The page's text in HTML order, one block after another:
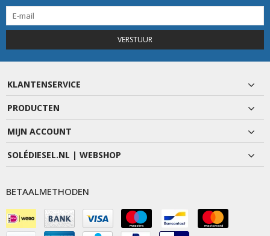
VERSTUUR
KLANTENSERVICE
PRODUCTEN
MIJN ACCOUNT
SOLÉDIESEL.NL | WEBSHOP
BETAALMETHODEN